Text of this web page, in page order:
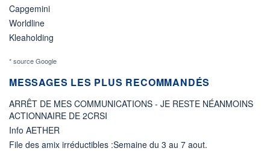
Capgemini
Worldline
Kleaholding
* source Google
MESSAGES LES PLUS RECOMMANDÉS
ARRÊT DE MES COMMUNICATIONS - JE RESTE NÉANMOINS
ACTIONNAIRE DE 2CRSI
Info AETHER
File des amix irréductibles :Semaine du 3 au 7 aout.